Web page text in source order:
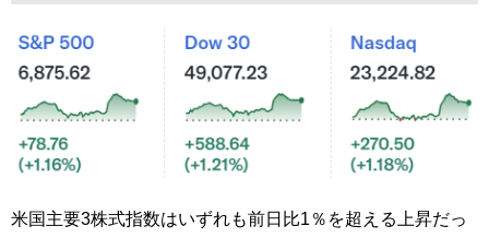
米国主要3株式指数はいずれも前日比1％を超える上昇だっ